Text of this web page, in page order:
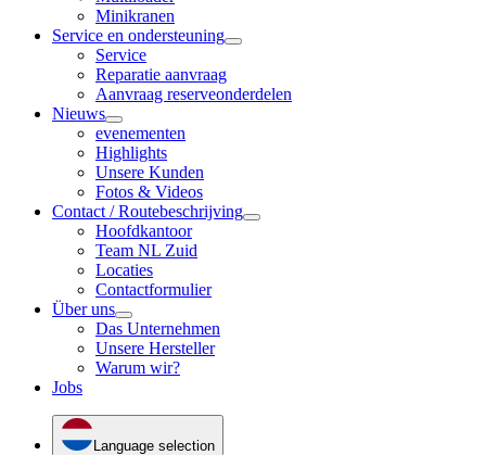
Minikranen
Service en ondersteuning
Service
Reparatie aanvraag
Aanvraag reserveonderdelen
Nieuws
evenementen
Highlights
Unsere Kunden
Fotos & Videos
Contact / Routebeschrijving
Hoofdkantoor
Team NL Zuid
Locaties
Contactformulier
Über uns
Das Unternehmen
Unsere Hersteller
Warum wir?
Jobs
Language selection